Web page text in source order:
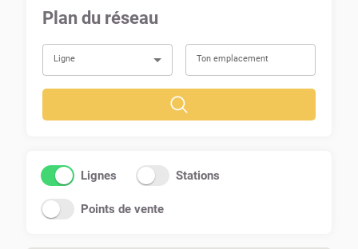
Plan du réseau
Ligne Ton emplacement
Lignes Stations
Points de vente